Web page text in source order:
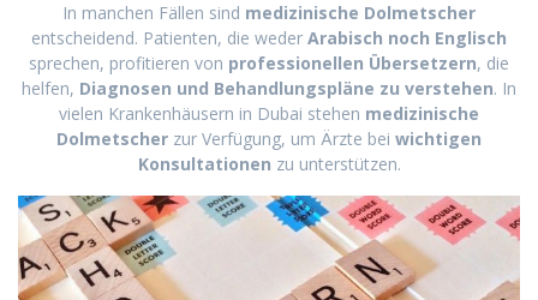
In manchen Fällen sind medizinische Dolmetscher
entscheidend. Patienten, die weder Arabisch noch Englisch
sprechen, profitieren von professionellen Übersetzern, die
helfen, Diagnosen und Behandlungspläne zu verstehen. In
vielen Krankenhäusern in Dubai stehen medizinische
Dolmetscher zur Verfügung, um Ärzte bei wichtigen
Konsultationen zu unterstützen.